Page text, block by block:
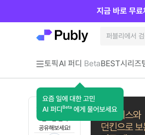
토픽AI 퍼디 Beta
요즘 일에 대한 고민
AI 퍼디 Beta 에게 물어보세요
BEST시리즈
지금 바로 무
지금 인사이트가
공유해보세요!